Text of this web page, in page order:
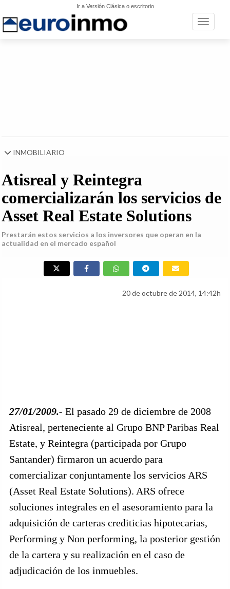
Ir a Versión Clásica o escritorio
Toggle
INMOBILIARIO
Atisreal y Reintegra
comercializarán los servicios de
Asset Real Estate Solutions
Prestarán estos servicios a los inversores que operan en la
actualidad en el mercado español
20 de octubre de 2014, 14:42h
27/01/2009.- El pasado 29 de diciembre de 2008
Atisreal, perteneciente al Grupo BNP Paribas Real
Estate, y Reintegra (participada por Grupo
Santander) firmaron un acuerdo para
comercializar conjuntamente los servicios ARS
(Asset Real Estate Solutions). ARS ofrece
soluciones integrales en el asesoramiento para la
adquisición de carteras crediticias hipotecarias,
Performing y Non performing, la posterior gestión
de la cartera y su realización en el caso de
adjudicación de los inmuebles.